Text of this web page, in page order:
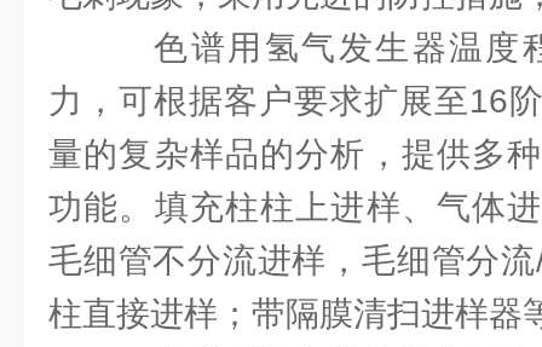
色谱用氢气发生器温度
力，可根据客户要求扩展至16
量的复杂样品的分析，提供多
功能。填充柱柱上进样、气体
毛细管不分流进样，毛细管分
柱直接进样；带隔膜清扫进样器